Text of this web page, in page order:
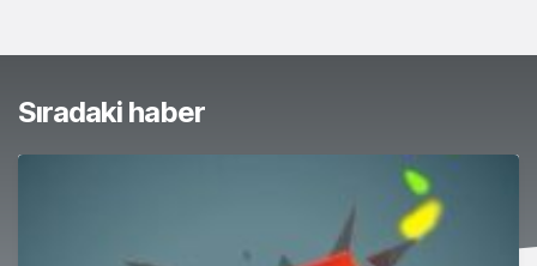
Sıradaki haber